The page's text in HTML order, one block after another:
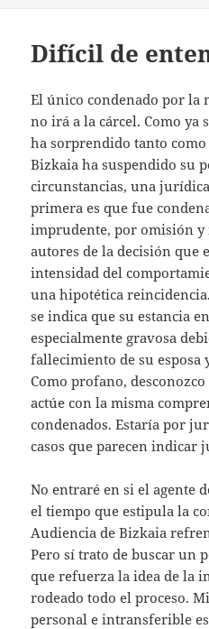
Difícil de
El único condenado por la
no irá a la cárcel. Como ya
ha sorprendido tanto
Bizkaia ha suspendido su
circunstancias, una
primera es que fue
imprudente, por omisión y
autores de la decisión que
intensidad del
una hipotética
se indica que su estancia
especialmente gravosa
fallecimiento de su esposa
Como profano,
actúe con la misma
condenados. Estaría por
casos que parecen indicar
No entraré en si el agente
el tiempo que estipula la
Audiencia de Bizkaia
Pero sí trato de buscar un
que refuerza la idea de la
rodeado todo el proceso.
personal e intransferible